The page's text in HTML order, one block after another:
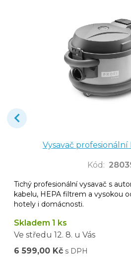
Vysavač profesionální
Kód :
Tichý profesionální vysavač s
kabelu, HEPA filtrem a vysokou
hotely i domácnosti.
Skladem 1 ks
Ve středu 12. 8. u Vás
6 599,00 Kč s DPH